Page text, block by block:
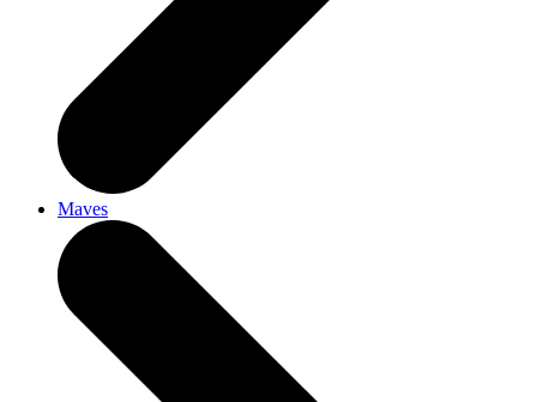
Maves